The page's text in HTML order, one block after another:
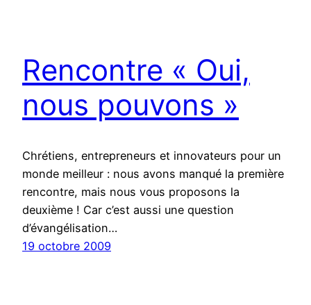
Rencontre « Oui,
nous pouvons »
Chrétiens, entrepreneurs et innovateurs pour un
monde meilleur : nous avons manqué la première
rencontre, mais nous vous proposons la
deuxième ! Car c’est aussi une question
d’évangélisation…
19 octobre 2009